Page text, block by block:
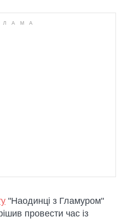
"Наодинці з Гламуром"
провести час із